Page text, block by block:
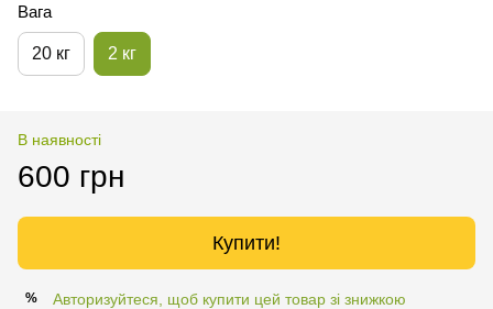
Вага
20 кг 2 кг
В наявності
600 грн
Купити!
% Авторизуйтеся, щоб купити цей товар зі знижкою